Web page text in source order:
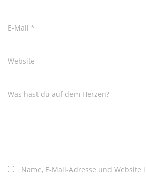
E-Mail *
Website
Was hast du auf dem Herzen?
Name, E-Mail-Adresse und